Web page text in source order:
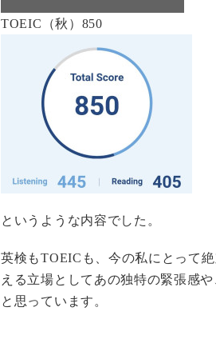
TOEIC（秋）850
というような内容でした。
英検もTOEICも、今の私にとって
える立場としてあの独特の緊張感
と思っています。